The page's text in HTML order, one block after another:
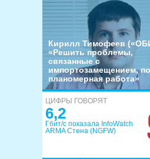
Кирилл Тимофеев
«Решить проблемы,
связанные с
импортозамещением,
планомерная работа»
ЦИФРЫ ГОВОРЯТ
6,2
Гбит/с показала InfoWatch
ARMA Стена (NGFW)